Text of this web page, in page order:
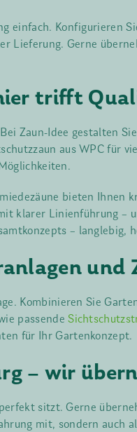
einfach. Konfigurieren
Lieferung. Gerne
trifft
Zaun-Idee gestalten
aus WPC für
bieten Ihnen
klarer Linienführung –
– langlebig,
und
Kombinieren Sie
passende
für Ihr Gartenkonzept.
– wir
sitzt. Gerne
mit, sondern auch